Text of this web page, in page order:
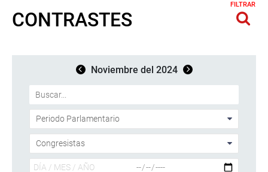
CONTRASTES
FILTRAR
Noviembre del 2024